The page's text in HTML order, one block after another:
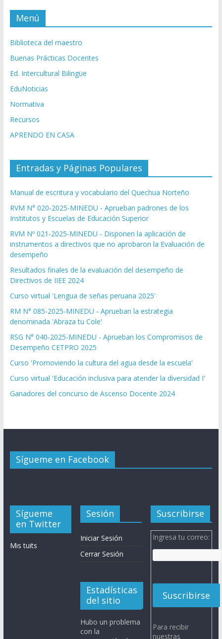
Menú
Biblioteca del maestro
Buenas Prácticas Docentes
Ed. Intercultural Bilingüe
EduNoticias
Normativa
Recursos
APRENDO EN CASA
Entradas y Páginas Populares
Manual de escritura y vocabulario del Quechua Norteño
RVM N° 020-2025-MINEDU - Aprueban padrones de los
Institutos y Escuelas de Educación Superior
RVM Nº 021-2025-MINEDU - Disponen la aplicación de
instrumentos a directivos que no aprobaron la Evaluación de
desempeño
Resultados finales de la evaluación del desempeño de
Directivos de IIEE 2024
Curso virtual 'Lengua de señas peruana 2025'
RM N° 085-2025-MINEDU - Aprueban la estrategia
denominada 'Abraza tu Cole'
RSG N° 040-2025-MINEDU - Aprueban los Compromisos de
Desempeño CETPRO 2025
Curso 'Promoviendo la cultura del agua desde la escuela'
Curso virtual 'Educación inclusiva para atender la diversidad I'
Ganadores del concurso de Ascenso Docente 2024
Sígueme en Facebook
Sígueme
en Twitter
Mis tuits
Sesión
Iniciar Sesión
Cerrar Sesión
Estadísticas
del sitio
Hubo un problema
con la
Suscribirse
Ingresa tu correo:
Para recibir
nuestras